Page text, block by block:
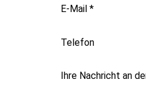
E-Mail *
Telefon
Ihre Nachricht an